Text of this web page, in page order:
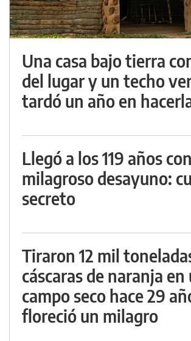
Una casa bajo tierra
del lugar y un techo
tardó un año en
Llegó a los 119 años
milagroso desayuno:
secreto
Tiraron 12 mil
cáscaras de naranja en
campo seco hace 29
floreció un milagro